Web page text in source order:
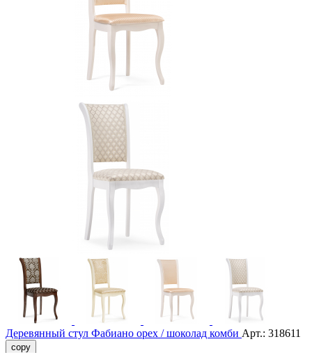
Деревянный стул Фабиано орех / шоколад комби Арт.: 318611
copy